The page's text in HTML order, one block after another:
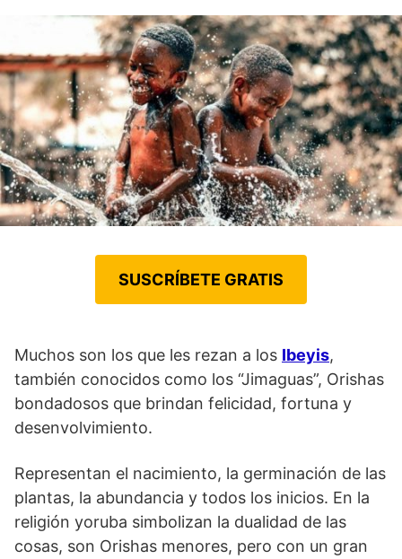
SUSCRÍBETE GRATIS
Muchos son los que les rezan a los Ibeyis,
también conocidos como los “Jimaguas”, Orishas
bondadosos que brindan felicidad, fortuna y
desenvolvimiento.
Representan el nacimiento, la germinación de las
plantas, la abundancia y todos los inicios. En la
religión yoruba simbolizan la dualidad de las
cosas, son Orishas menores, pero con un gran